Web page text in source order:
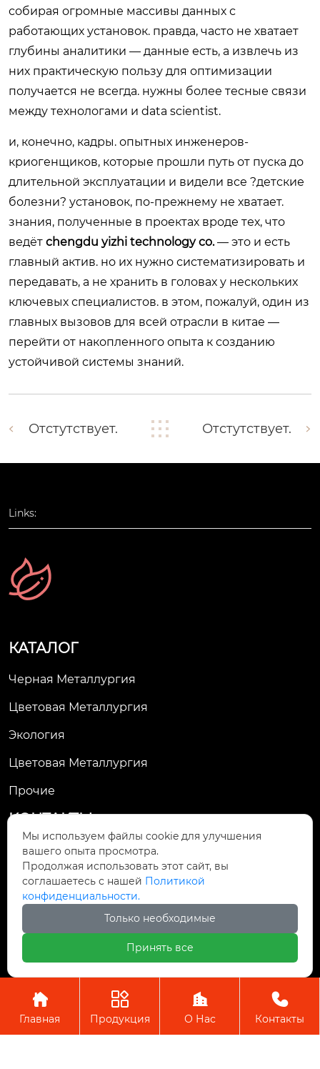
собирая огромные массивы данных с
работающих установок. правда, часто не хватает
глубины аналитики — данные есть, а извлечь из
них практическую пользу для оптимизации
получается не всегда. нужны более тесные связи
между технологами и data scientist.
и, конечно, кадры. опытных инженеров-
криогенщиков, которые прошли путь от пуска до
длительной эксплуатации и видели все ?детские
болезни? установок, по-прежнему не хватает.
знания, полученные в проектах вроде тех, что
ведёт chengdu yizhi technology co.— это и есть
главный актив. но их нужно систематизировать и
передавать, а не хранить в головах у нескольких
ключевых специалистов. в этом, пожалуй, один из
главных вызовов для всей отрасли в китае —
перейти от накопленного опыта к созданию
устойчивой системы знаний.
Отстутствует. Отстутствует.
Links:
КАТАЛОГ
Черная Металлургия
Цветовая Металлургия
Экология
Цветовая Металлургия
Прочие
КОНТАКТЫ

13-й этаж, корпус 1, Ювелирный центр, улиц
а Цзиньчжоу, 595, район Цзиньню, город Чэнд
у, провинция Сычуань
hxhg@hxhg.cn

Copyright © ООО Чэнду Ичжи Технолоджи

Главная

Продукция

О Нас

Контакты
Пожалуйста, оставьте нам сообщение
Мы используем файлы cookie для улучшения
вашего опыта просмотра.
Продолжая использовать этот сайт, вы
соглашаетесь с нашей Политикой
конфиденциальности.
Только необходимые
Принять все